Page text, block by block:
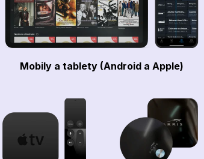
Mobily a tablety (Android a Apple)